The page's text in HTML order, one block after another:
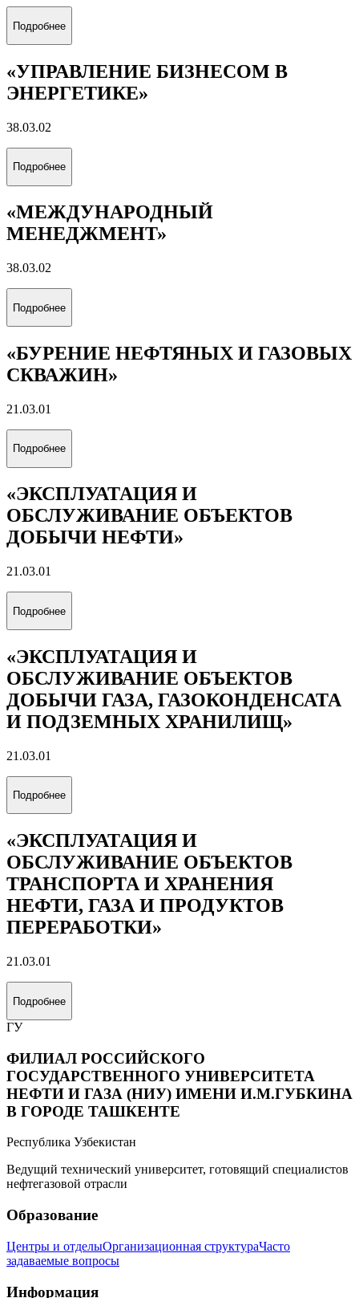
Подробнее
«УПРАВЛЕНИЕ БИЗНЕСОМ В
ЭНЕРГЕТИКЕ»
38.03.02
Подробнее
«МЕЖДУНАРОДНЫЙ
МЕНЕДЖМЕНТ»
38.03.02
Подробнее
«БУРЕНИЕ НЕФТЯНЫХ И ГАЗОВЫХ
СКВАЖИН»
21.03.01
Подробнее
«ЭКСПЛУАТАЦИЯ И
ОБСЛУЖИВАНИЕ ОБЪЕКТОВ
ДОБЫЧИ НЕФТИ»
21.03.01
Подробнее
«ЭКСПЛУАТАЦИЯ И
ОБСЛУЖИВАНИЕ ОБЪЕКТОВ
ДОБЫЧИ ГАЗА, ГАЗОКОНДЕНСАТА
И ПОДЗЕМНЫХ ХРАНИЛИЩ»
21.03.01
Подробнее
«ЭКСПЛУАТАЦИЯ И
ОБСЛУЖИВАНИЕ ОБЪЕКТОВ
ТРАНСПОРТА И ХРАНЕНИЯ
НЕФТИ, ГАЗА И ПРОДУКТОВ
ПЕРЕРАБОТКИ»
21.03.01
Подробнее
ГУ
ФИЛИАЛ РОССИЙСКОГО
ГОСУДАРСТВЕННОГО УНИВЕРСИТЕТА
НЕФТИ И ГАЗА (НИУ) ИМЕНИ И.М.ГУБКИНА
В ГОРОДЕ ТАШКЕНТЕ
Республика Узбекистан
Ведущий технический университет, готовящий специалистов
нефтегазовой отрасли
Образование
Центры и отделыОрганизационная структураЧасто
задаваемые вопросы
Информация